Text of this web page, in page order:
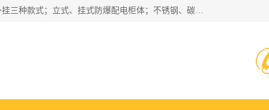
防爆正压分析小屋；不锈钢、碳钢材质防爆正压通风柜，分上下、左右、外挂三种款式；立式、挂式防爆配电柜体；不锈钢、碳钢防爆变频、磁力、星三角启动器；不锈钢、碳钢、铸铝防爆控制箱柜；可操作按键、多块式防爆仪表箱；多材质防爆接线箱；台式防爆电脑、防爆监视器。产品适配石油、化工、煤炭、电力、纺织、酿酒、航天、铁路、冶金、船舶、消防、市政等多行业工况使用。